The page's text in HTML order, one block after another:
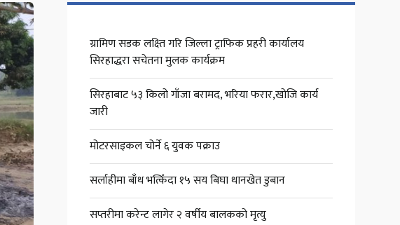
ग्रामिण सडक लक्ष्ति गरि जिल्ला ट्राफिक प्रहरी कार्यालय
सिरहाद्धरा सचेतना मुलक कार्यक्रम
सिरहाबाट ५३ किलो गाँजा बरामद, भरिया फरार,खोजि कार्य
जारी
मोटरसाइकल चोर्ने ६ युवक पक्राउ
सर्लाहीमा बाँध भत्किँदा १५ सय बिघा धानखेत डुबान
सप्तरीमा करेन्ट लागेर २ वर्षीय बालकको मृत्यु